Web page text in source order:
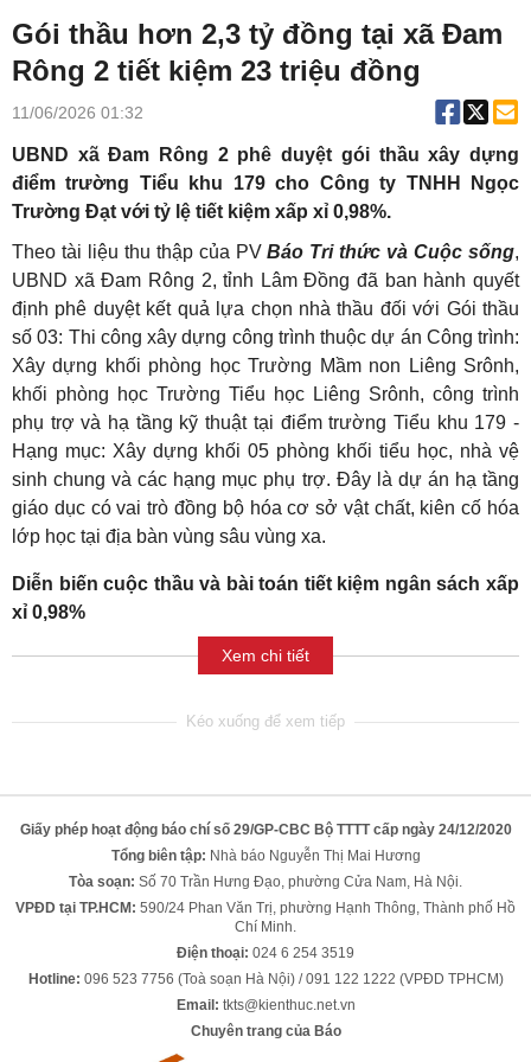
Gói thầu hơn 2,3 tỷ đồng tại xã Đam
Rông 2 tiết kiệm 23 triệu đồng
11/06/2026 01:32
UBND xã Đam Rông 2 phê duyệt gói thầu xây dựng
điểm trường Tiểu khu 179 cho Công ty TNHH Ngọc
Trường Đạt với tỷ lệ tiết kiệm xấp xỉ 0,98%.
Theo tài liệu thu thập của PVBáo Tri thức và Cuộc sống,
UBND xã Đam Rông 2, tỉnh Lâm Đồng đã ban hành quyết
định phê duyệt kết quả lựa chọn nhà thầu đối với Gói thầu
số 03: Thi công xây dựng công trình thuộc dự án Công trình:
Xây dựng khối phòng học Trường Mầm non Liêng Srônh,
khối phòng học Trường Tiểu học Liêng Srônh, công trình
phụ trợ và hạ tầng kỹ thuật tại điểm trường Tiểu khu 179 -
Hạng mục: Xây dựng khối 05 phòng khối tiểu học, nhà vệ
sinh chung và các hạng mục phụ trợ. Đây là dự án hạ tầng
giáo dục có vai trò đồng bộ hóa cơ sở vật chất, kiên cố hóa
lớp học tại địa bàn vùng sâu vùng xa.
Diễn biến cuộc thầu và bài toán tiết kiệm ngân sách xấp
xỉ 0,98%
Xem chi tiết
Giấy phép hoạt động báo chí số 29/GP-CBC Bộ TTTT cấp ngày 24/12/2020
Tổng biên tập: Nhà báo Nguyễn Thị Mai Hương
Tòa soạn: Số 70 Trần Hưng Đạo, phường Cửa Nam, Hà Nội.
VPĐD tại TP.HCM: 590/24 Phan Văn Trị, phường Hạnh Thông, Thành phố Hồ
Chí Minh.
Điện thoại: 024 6 254 3519
Hotline: 096 523 7756 (Toà soạn Hà Nội) / 091 122 1222 (VPĐD TPHCM)
Email: tkts@kienthuc.net.vn
Chuyên trang của Báo